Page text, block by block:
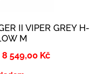
II VIPER GREY H-
M
8 549,00 Kč